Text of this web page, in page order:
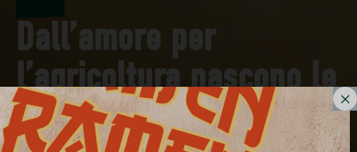
Dall’amore per
l’agricoltura nascono le
Bio Bontà di Stagione